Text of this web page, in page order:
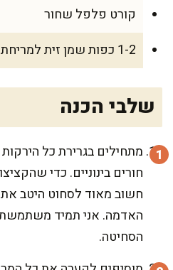
קורט פלפל שחור
1-2 כפות שמן זית למריחת התבנית
שלבי הכנה
מתחילים בגרירת כל
חורים בינוניים. כדי
חשוב מאוד לסחוט היטב
האדמה. אני תמיד משתמשת
הסחיטה.